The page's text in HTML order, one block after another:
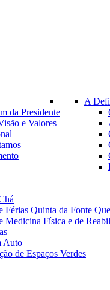
da Presidente
e Valores
A
Férias Quinta da Fonte
Medicina Física e de
Auto
de Espaços Verdes